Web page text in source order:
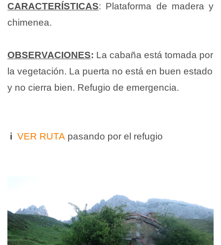
CARACTERÍSTICAS: Plataforma de madera y
chimenea.
OBSERVACIONES: La cabaña está tomada por
la vegetación. La puerta no está en buen estado
y no cierra bien. Refugio de emergencia.
i VER RUTA pasando por el refugio